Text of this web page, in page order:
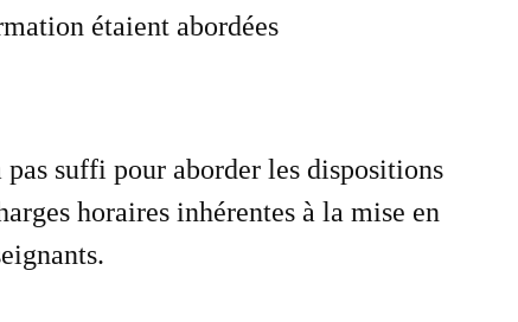
étaient abordées
pas suffi pour aborder les dispositions
horaires inhérentes à la mise en